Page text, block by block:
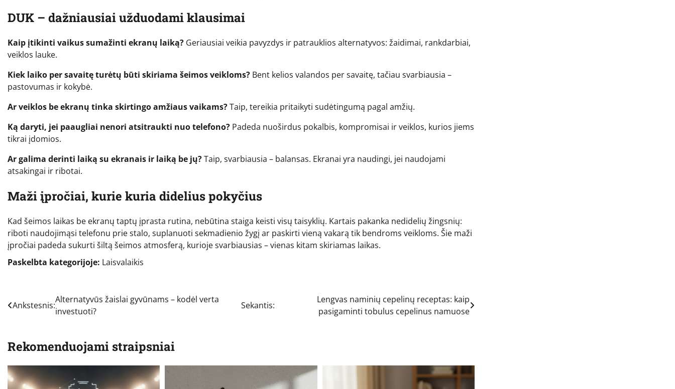
DUK – dažniausiai užduodami klausimai
Kaip įtikinti vaikus sumažinti ekranų laiką? Geriausiai veikia pavyzdys ir patrauklios alternatyvos: žaidimai, rankdarbiai,
veiklos lauke.
Kiek laiko per savaitę turėtų būti skiriama šeimos veikloms? Bent kelios valandos per savaitę, tačiau svarbiausia –
pastovumas ir kokybė.
Ar veiklos be ekranų tinka skirtingo amžiaus vaikams?Taip, tereikia pritaikyti sudėtingumą pagal amžių.
Ką daryti, jei paaugliai nenori atsitraukti nuo telefono? Padeda nuoširdus pokalbis, kompromisai ir veiklos, kurios jiems
tikrai įdomios.
Ar galima derinti laiką su ekranais ir laiką be jų?Taip, svarbiausia – balansas. Ekranai yra naudingi, jei naudojami
atsakingai ir ribotai.
Maži įpročiai, kurie kuria didelius pokyčius
Kad šeimos laikas be ekranų taptų įprasta rutina, nebūtina staiga keisti visų taisyklių. Kartais pakanka nedidelių žingsnių:
riboti naudojimąsi telefonu prie stalo, suplanuoti sekmadienio žygį ar paskirti vieną vakarą tik bendroms veikloms. Šie maži
įpročiai padeda sukurti šiltą šeimos atmosferą, kurioje svarbiausias – vienas kitam skiriamas laikas.
Paskelbta kategorijoje: Laisvalaikis
Navigacija
įrašų
Ankstesnis:
Alternatyvūs žaislai gyvūnams – kodėl verta
investuoti?
Sekantis:
Lengvas naminių cepelinų receptas: kaip
pasigaminti tobulus cepelinus namuose
Rekomenduojami straipsniai